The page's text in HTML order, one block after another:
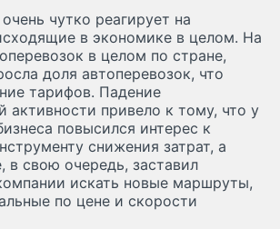
чутко реагирует на
в экономике в целом. На
в целом по стране,
доля автоперевозок, что
тарифов. Падение
активности привело к тому, что у
повысился интерес к
снижения затрат, а
в свою очередь, заставил
искать новые маршруты,
по цене и скорости